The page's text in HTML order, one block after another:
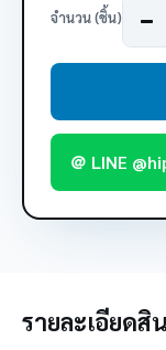
จำนวน (ชิ้น)
＠ LINE
รายละเอียดสิ